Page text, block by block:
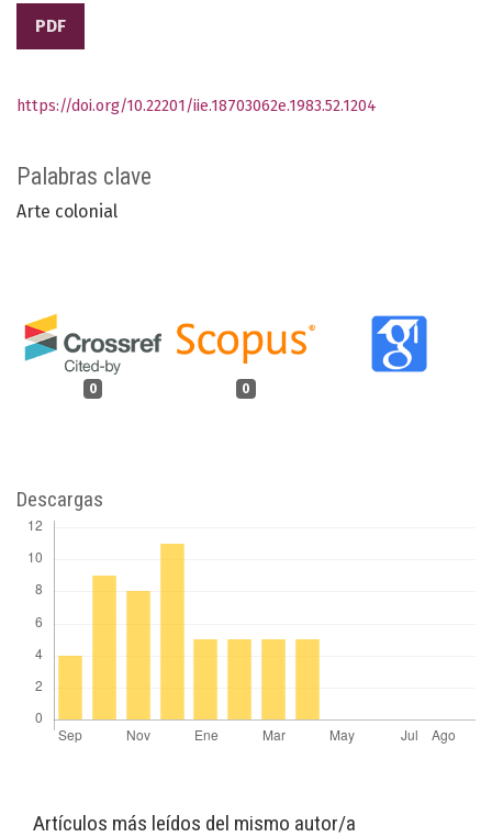
PDF
Palabras clave
Arte colonial
0 0
https://doi.org/10.22201/iie.18703062e.1983.52.1204
Descargas
Artículos más leídos del mismo autor/a